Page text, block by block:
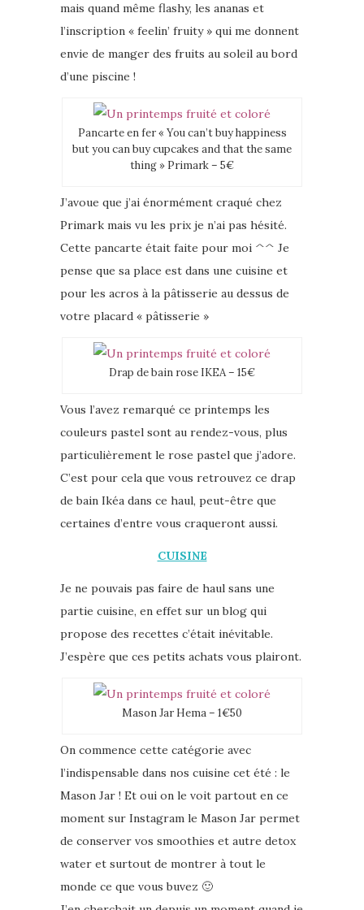
mais quand même flashy, les ananas et
l’inscription « feelin’ fruity » qui me donnent
envie de manger des fruits au soleil au bord
d’une piscine !
Pancarte en fer « You can’t buy happiness
but you can buy cupcakes and that the same
thing » Primark – 5€
J’avoue que j’ai énormément craqué chez
Primark mais vu les prix je n’ai pas hésité.
Cette pancarte était faite pour moi ^^ Je
pense que sa place est dans une cuisine et
pour les acros à la pâtisserie au dessus de
votre placard « pâtisserie »
Drap de bain rose IKEA – 15€
Vous l’avez remarqué ce printemps les
couleurs pastel sont au rendez-vous, plus
particulièrement le rose pastel que j’adore.
C’est pour cela que vous retrouvez ce drap
de bain Ikéa dans ce haul, peut-être que
certaines d’entre vous craqueront aussi.
CUISINE
Je ne pouvais pas faire de haul sans une
partie cuisine, en effet sur un blog qui
propose des recettes c’était inévitable.
J’espère que ces petits achats vous plairont.
Mason Jar Hema – 1€50
On commence cette catégorie avec
l’indispensable dans nos cuisine cet été : le
Mason Jar ! Et oui on le voit partout en ce
moment sur Instagram le Mason Jar permet
de conserver vos smoothies et autre detox
water et surtout de montrer à tout le
monde ce que vous buvez 🙂